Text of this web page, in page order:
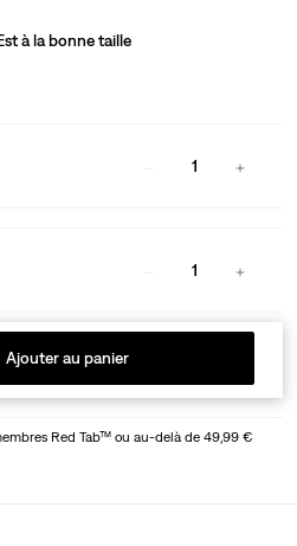
à la bonne taille
1
1
Ajouter au panier
Red Tab™ ou au-delà de 49,99 €